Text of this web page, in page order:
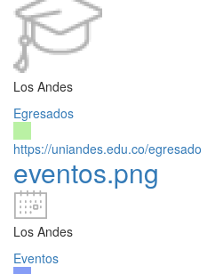
Los Andes
Egresados
https://uniandes.edu.co/egresado
eventos.png
Los Andes
Eventos